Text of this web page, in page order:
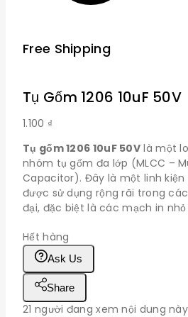
Free Shipping
Tụ Gốm 1206 10uF 50V
1.100 ₫
Tụ gốm 1206 10uF 50V là một
nhóm tụ gốm đa lớp (MLCC –
Capacitor). Đây là một linh kiện
được sử dụng rộng rãi trong
đại, đặc biệt là các mạch in nhỏ
Hết hàng
Ask Us
Share
21 người đang xem nội dung